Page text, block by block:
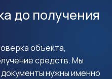
до получения
объекта,
средств. Мы
нужны именно